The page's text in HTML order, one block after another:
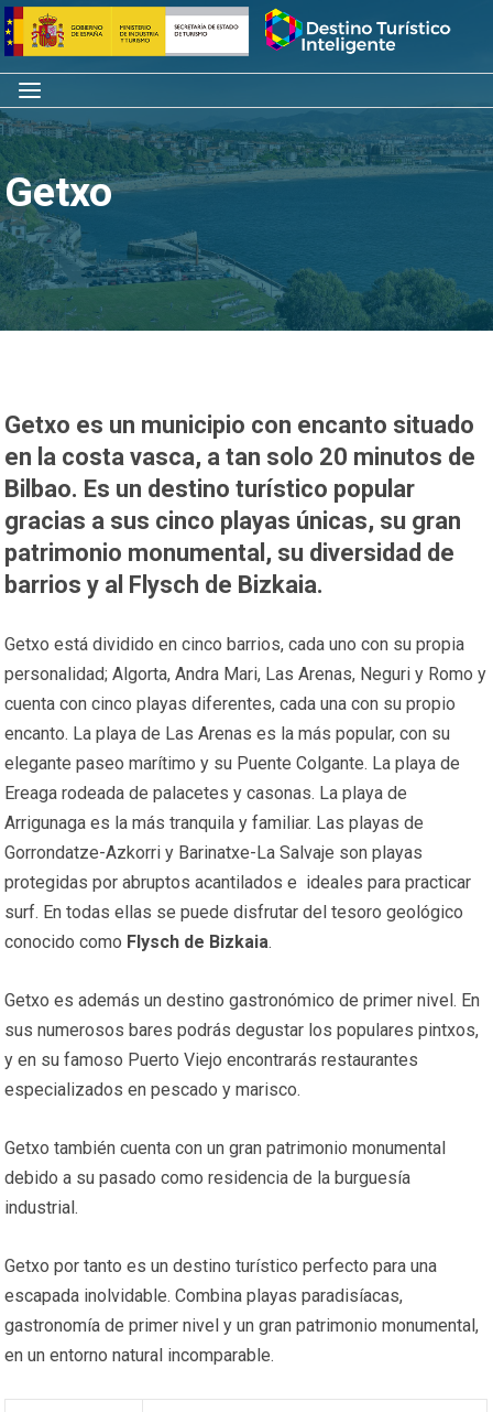
Saltar
al
contenido
Inicio
Menú
Getxo
Getxo es un municipio con encanto situado
en la costa vasca, a tan solo 20 minutos de
Bilbao. Es un destino turístico popular
gracias a sus cinco playas únicas, su gran
patrimonio monumental, su diversidad de
barrios y al Flysch de Bizkaia.
Getxo está dividido en cinco barrios, cada uno con su propia
personalidad; Algorta, Andra Mari, Las Arenas, Neguri y Romo y
cuenta con cinco playas diferentes, cada una con su propio
encanto. La playa de Las Arenas es la más popular, con su
elegante paseo marítimo y su Puente Colgante. La playa de
Ereaga rodeada de palacetes y casonas. La playa de
Arrigunaga es la más tranquila y familiar. Las playas de
Gorrondatze-Azkorri y Barinatxe-La Salvaje son playas
protegidas por abruptos acantilados e ideales para practicar
surf. En todas ellas se puede disfrutar del tesoro geológico
conocido como Flysch de Bizkaia.
Getxo es además un destino gastronómico de primer nivel. En
sus numerosos bares podrás degustar los populares pintxos,
y en su famoso Puerto Viejo encontrarás restaurantes
especializados en pescado y marisco.
Getxo también cuenta con un gran patrimonio monumental
debido a su pasado como residencia de la burguesía
industrial.
Getxo por tanto es un destino turístico perfecto para una
escapada inolvidable. Combina playas paradisíacas,
gastronomía de primer nivel y un gran patrimonio monumental,
en un entorno natural incomparable.